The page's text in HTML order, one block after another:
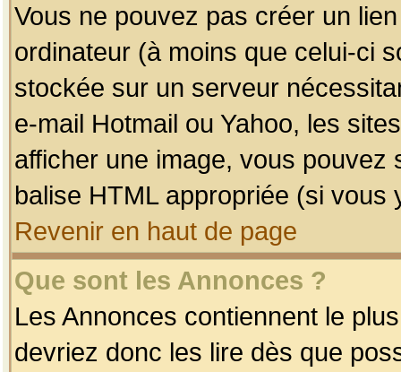
Vous ne pouvez pas créer un
ordinateur (à moins que celui-ci
stockée sur un serveur
e-mail Hotmail ou Yahoo, les
afficher une image, vous pouvez
balise HTML appropriée (si vous
Revenir en haut de page
Que sont les Annonces ?
Les Annonces contiennent le
devriez donc les lire dès que